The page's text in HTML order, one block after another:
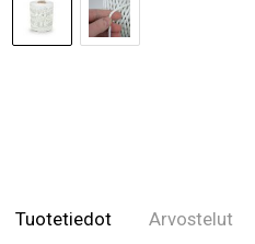
Tuotetiedot Arvostelut